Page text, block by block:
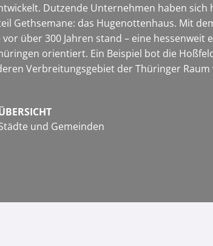
Dutzende Unternehmen haben sich
Gethsemane: das Hugenottenhaus. Mit
über 300 Jahren stand – eine
orientiert. Ein Beispiel bot die
Verbreitungsgebiet der Thüringer Raum
und Gemeinden